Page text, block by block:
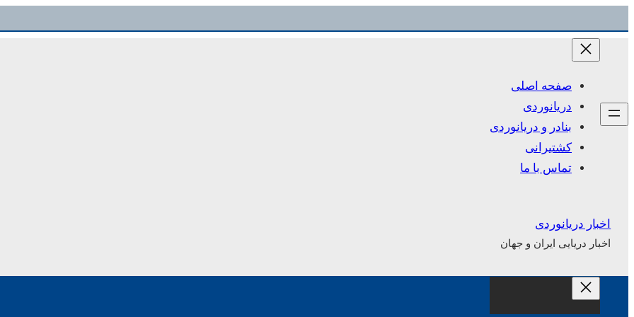
به
صفحه اصلی
دریانوردی
بنادر و دریانوردی
کشتیرانی
تماس با ما
اخبار دریانوردی
اخبار دریایی ایران و جهان